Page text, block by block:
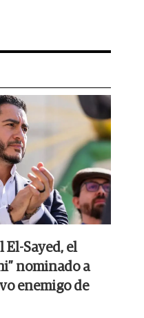
El-Sayed, el
nominado a
enemigo de